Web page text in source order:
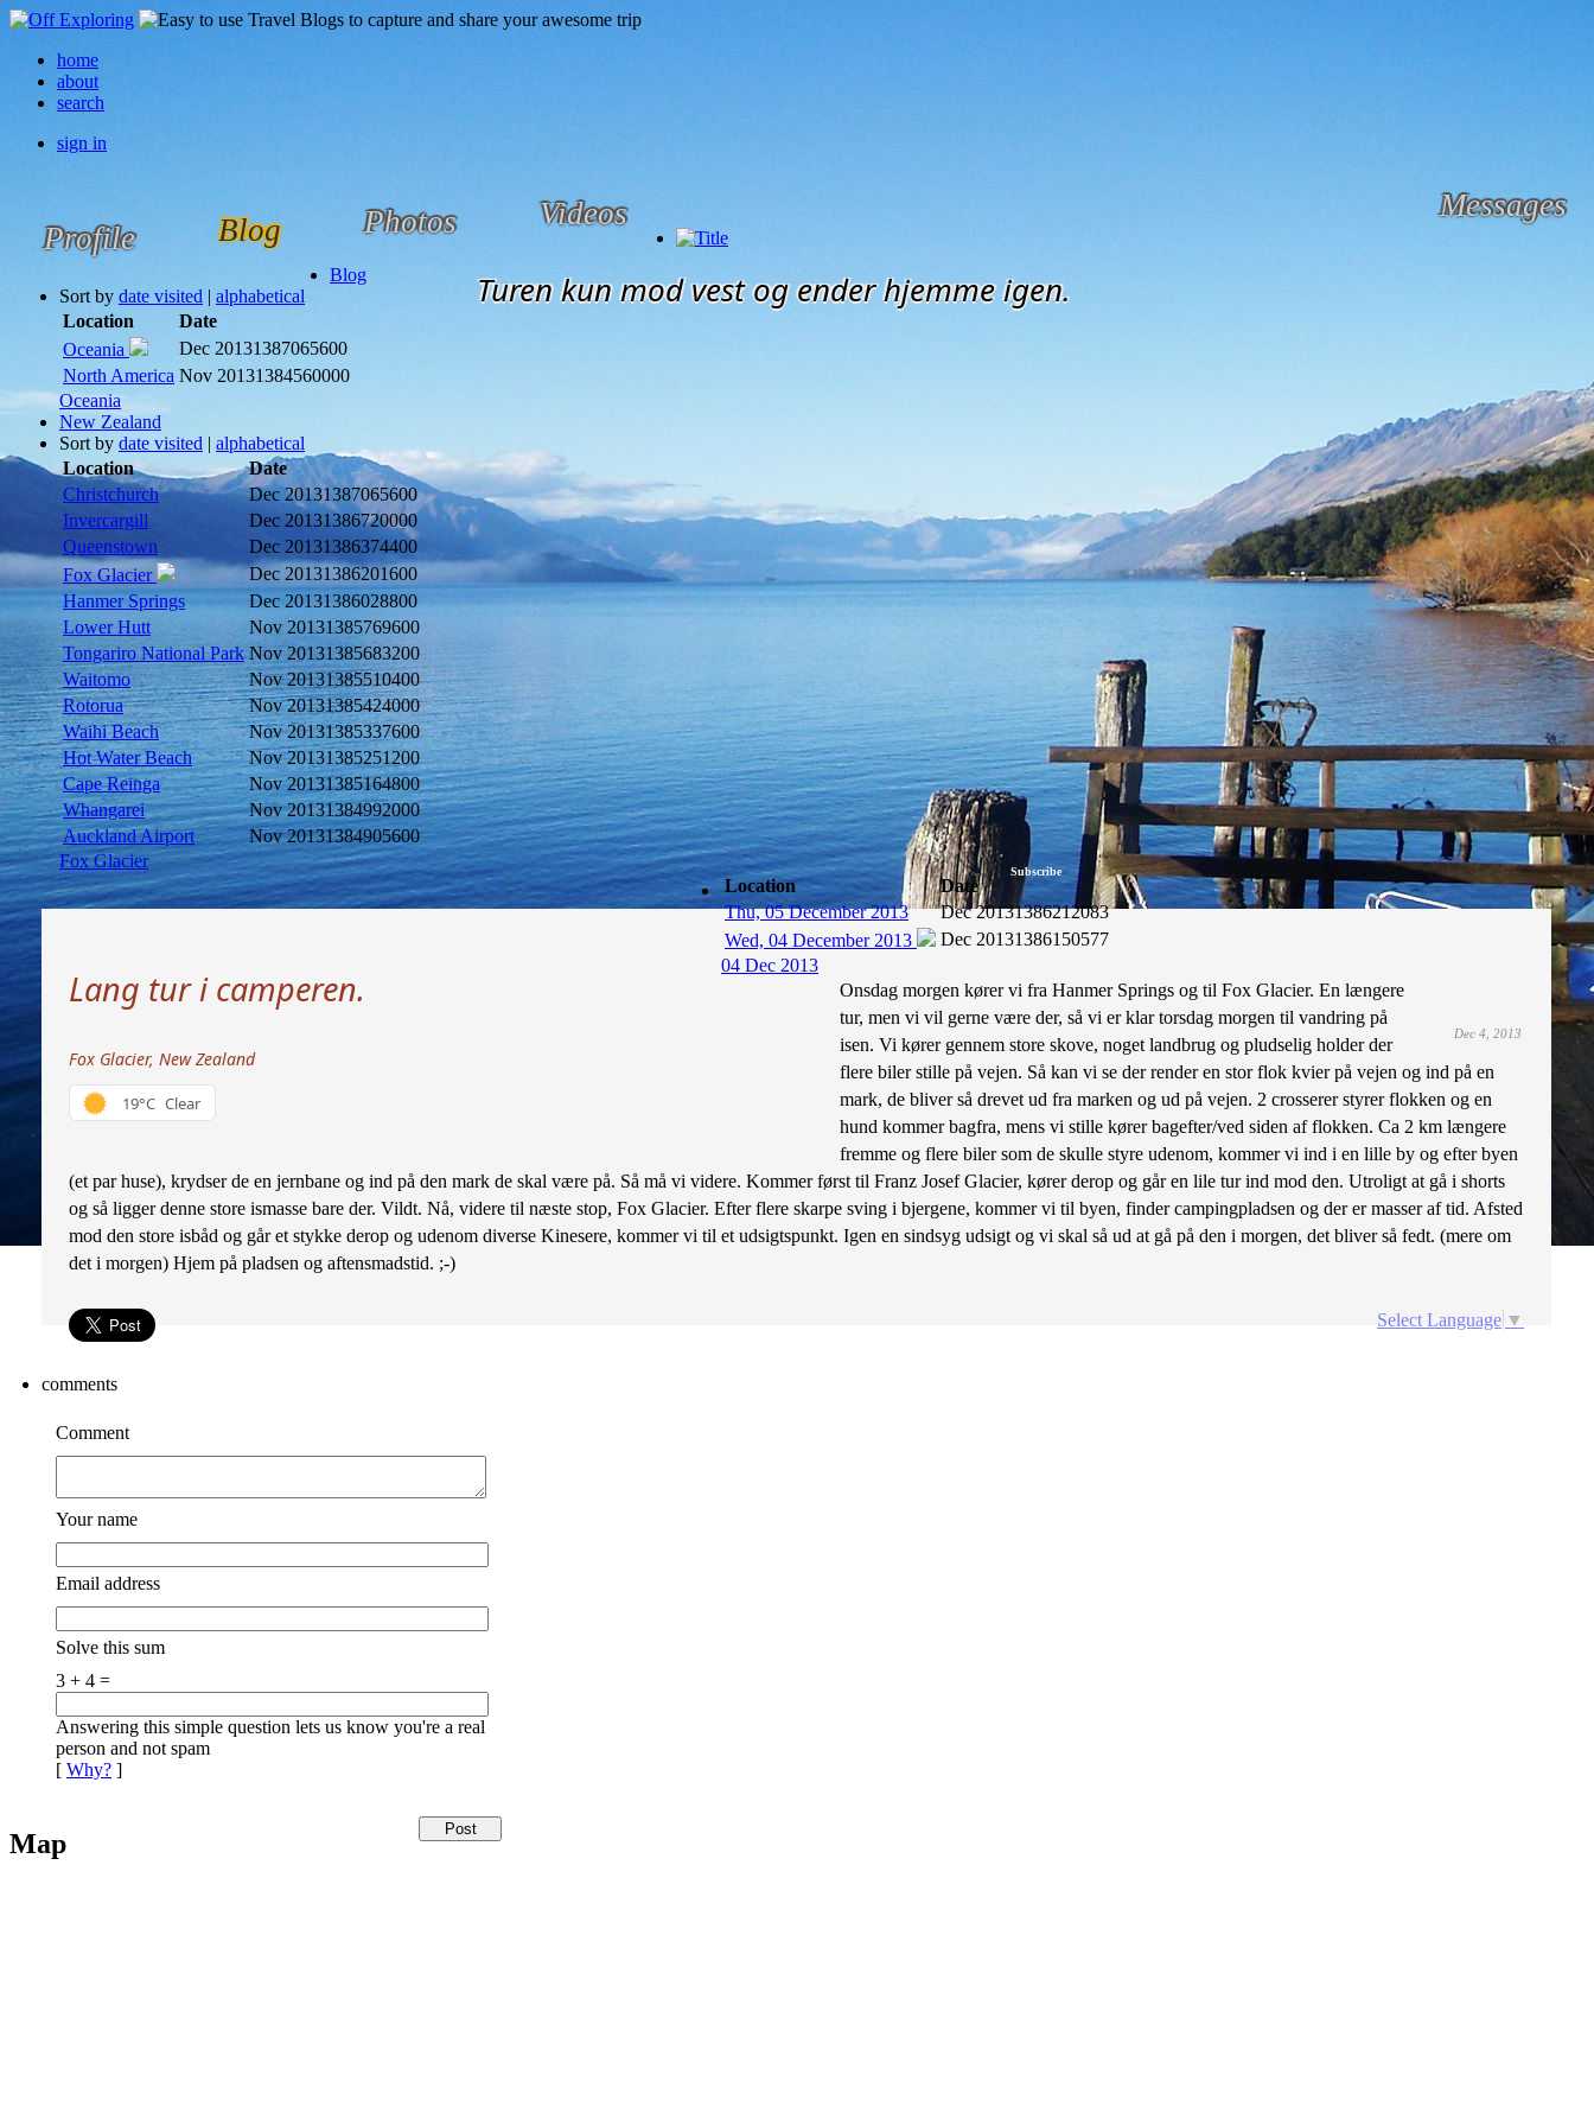
home
about
search
sign in
Profile Blog Photos Videos Messages
Subscribe
Turen kun mod vest og ender hjemme igen.
Blog
Sort by date visited | alphabetical
Location
Date
Oceania
Dec 20131387065600
North America Nov 20131384560000
Oceania
New Zealand
Sort by date visited | alphabetical
Location
Date
Christchurch
Dec 20131387065600
Invercargill
Dec 20131386720000
Queenstown
Dec 20131386374400
Fox Glacier
Dec 20131386201600
Hanmer Springs
Dec 20131386028800
Lower Hutt
Nov 20131385769600
Tongariro National Park Nov 20131385683200
Waitomo
Nov 20131385510400
Rotorua
Nov 20131385424000
Waihi Beach
Nov 20131385337600
Hot Water Beach
Nov 20131385251200
Cape Reinga
Nov 20131385164800
Whangarei
Nov 20131384992000
Auckland Airport
Nov 20131384905600
Fox Glacier
Location
Date
Thu, 05 December 2013
Dec 20131386212083
Wed, 04 December 2013
Dec 20131386150577
04 Dec 2013
Lang tur i camperen.
Fox Glacier, New Zealand
19°C Clear
Dec 4, 2013
Onsdag morgen kører vi fra Hanmer Springs og til Fox Glacier. En længere
tur, men vi vil gerne være der, så vi er klar torsdag morgen til vandring på
isen. Vi kører gennem store skove, noget landbrug og pludselig holder der
flere biler stille på vejen. Så kan vi se der render en stor flok kvier på vejen og ind på en
mark, de bliver så drevet ud fra marken og ud på vejen. 2 crosserer styrer flokken og en
hund kommer bagfra, mens vi stille kører bagefter/ved siden af flokken. Ca 2 km længere
fremme og flere biler som de skulle styre udenom, kommer vi ind i en lille by og efter byen
(et par huse), krydser de en jernbane og ind på den mark de skal være på. Så må vi videre. Kommer først til Franz Josef Glacier, kører derop og går en lile tur ind mod den. Utroligt at gå i shorts
og så ligger denne store ismasse bare der. Vildt. Nå, videre til næste stop, Fox Glacier. Efter flere skarpe sving i bjergene, kommer vi til byen, finder campingpladsen og der er masser af tid. Afsted
mod den store isbåd og går et stykke derop og udenom diverse Kinesere, kommer vi til et udsigtspunkt. Igen en sindsyg udsigt og vi skal så ud at gå på den i morgen, det bliver så fedt. (mere om
det i morgen) Hjem på pladsen og aftensmadstid. ;-)
Select Language ▼
comments
Comment
Your name
Email address
Solve this sum
3 + 4 =
Answering this simple question lets us know you're a real
person and not spam
[ Why? ]
Map